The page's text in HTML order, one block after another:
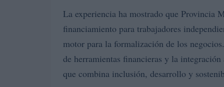
La experiencia ha mostrado que Provincia
financiamiento para trabajadores
motor para la formalización de los
de herramientas financieras y la
que combina inclusión, desarrollo y